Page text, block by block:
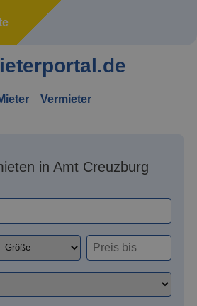
Vermieter
in Amt Creuzburg